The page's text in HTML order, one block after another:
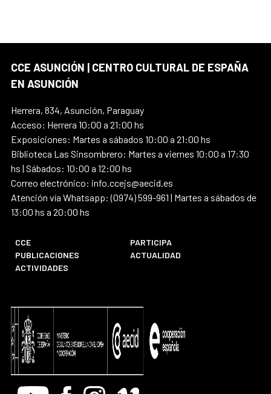
CCE ASUNCIÓN | CENTRO CULTURAL DE ESPAÑA
EN ASUNCIÓN
Herrera, 834, Asunción, Paraguay
Acceso: Herrera 10:00 a 21:00 hs
Exposiciones: Martes a sábados 10:00 a 21:00 hs
Biblioteca Las Sinsombrero: Martes a viernes 10:00 a 17:30
hs | Sábados: 10:00 a 12:00 hs
Correo electrónico: info.ccejs@aecid.es
Atención vía Whatsapp: (0974) 599-961 | Martes a sábados de
13:00 hs a 20:00 hs
CCE
PARTICIPA
PUBLICACIONES
ACTUALIDAD
ACTIVIDADES